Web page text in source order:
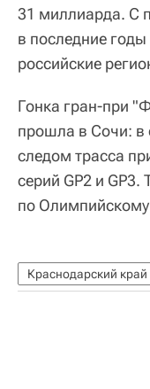
31 миллиарда. С
в последние
российские
Гонка гран-при
прошла в Сочи: в
следом трасса
серий GP2 и GP3.
по Олимпийскому
Краснодарский край